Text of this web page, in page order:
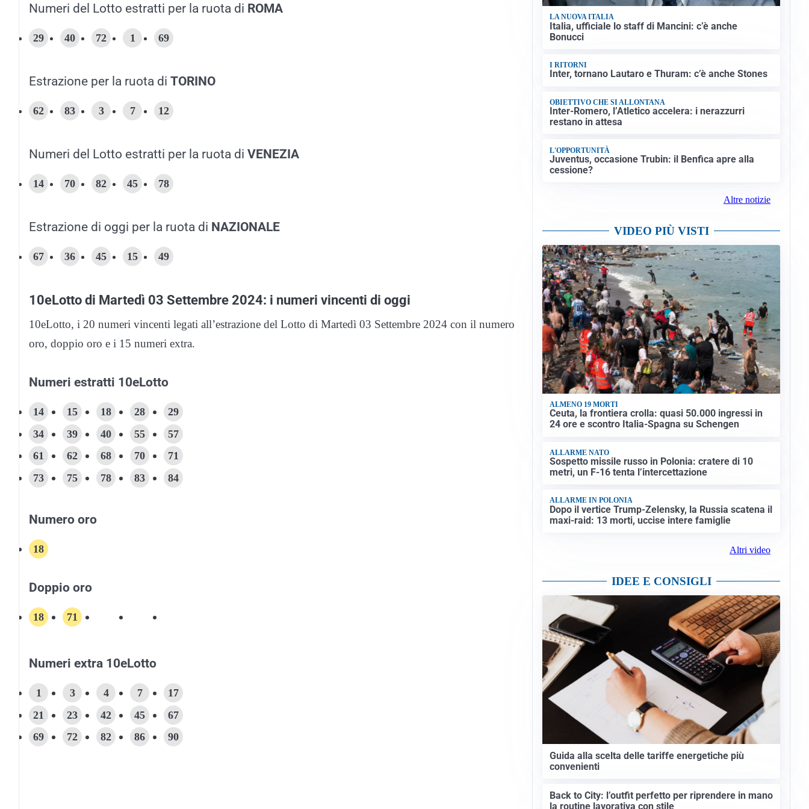
Numeri del Lotto estratti per la ruota di ROMA
29 40 72 1 69
Estrazione per la ruota di TORINO
62 83 3 7 12
Numeri del Lotto estratti per la ruota di VENEZIA
14 70 82 45 78
Estrazione di oggi per la ruota di NAZIONALE
67 36 45 15 49
10eLotto di Martedì 03 Settembre 2024: i numeri vincenti di oggi
10eLotto, i 20 numeri vincenti legati all’estrazione del Lotto di Martedì 03 Settembre 2024 con il numero
oro, doppio oro e i 15 numeri extra.
Numeri estratti 10eLotto
14 15 18 28
29
34
39 40 55
57
61
62 68 70
71
73
75 78 83 84
Numero oro
18
Doppio oro
18 71
Numeri extra 10eLotto
1 3 4 7
17
21
23 42 45
67
69
72 82 86 90
LA NUOVA ITALIA
Italia, ufficiale lo staff di Mancini: c’è anche
Bonucci
I RITORNI
Inter, tornano Lautaro e Thuram: c’è anche Stones
OBIETTIVO CHE SI ALLONTANA
Inter-Romero, l’Atletico accelera: i nerazzurri
restano in attesa
L'OPPORTUNITÀ
Juventus, occasione Trubin: il Benfica apre alla
cessione?
Altre notizie
VIDEO PIÙ VISTI
ALMENO 19 MORTI
Ceuta, la frontiera crolla: quasi 50.000 ingressi in
24 ore e scontro Italia-Spagna su Schengen
ALLARME NATO
Sospetto missile russo in Polonia: cratere di 10
metri, un F-16 tenta l’intercettazione
ALLARME IN POLONIA
Dopo il vertice Trump-Zelensky, la Russia scatena il
maxi-raid: 13 morti, uccise intere famiglie
Altri video
IDEE E CONSIGLI
Guida alla scelta delle tariffe energetiche più
convenienti
Back to City: l’outfit perfetto per riprendere in mano
la routine lavorativa con stile